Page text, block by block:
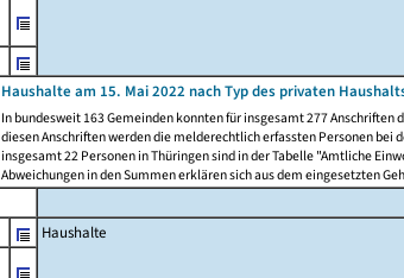
Haushalte am 15. Mai 2022 nach Typ des privaten
In bundesweit 163 Gemeinden konnten für insgesamt 277
diesen Anschriften werden die melderechtlich erfassten Personen
insgesamt 22 Personen in Thüringen sind in der Tabelle "Amtliche
Abweichungen in den Summen erklären sich aus dem eingesetzten
Haushalte